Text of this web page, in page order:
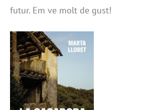
futur. Em ve molt de gust!